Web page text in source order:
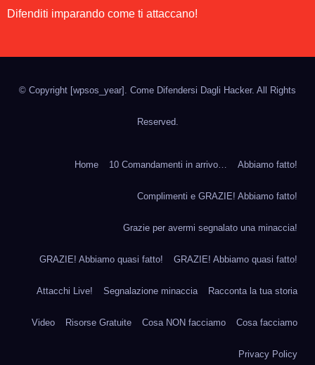
Difenditi imparando come ti attaccano!
© Copyright [wpsos_year] . Come Difendersi Dagli Hacker. All Rights
Reserved.
Home 10 Comandamenti in arrivo… Abbiamo fatto!
Complimenti e GRAZIE! Abbiamo fatto!
Grazie per avermi segnalato una minaccia!
GRAZIE! Abbiamo quasi fatto! GRAZIE! Abbiamo quasi fatto!
Attacchi Live! Segnalazione minaccia Racconta la tua storia
Video Risorse Gratuite Cosa NON facciamo Cosa facciamo
Privacy Policy